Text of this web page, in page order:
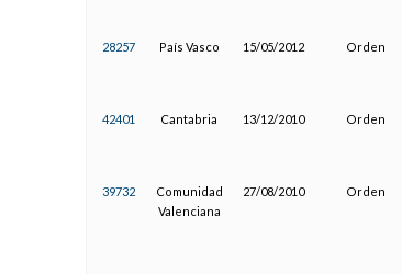
28257 País Vasco 15/05/2012 Orden
42401 Cantabria 13/12/2010 Orden
39732
Comunidad
Valenciana
27/08/2010 Orden